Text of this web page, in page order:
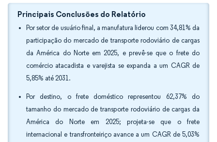
Principais Conclusões do Relatório
Por setor de usuário final, a manufatura liderou com 34,81% da
participação do mercado de transporte rodoviário de cargas
da América do Norte em 2025, e prevê-se que o frete do
comércio atacadista e varejista se expanda a um CAGR de
5,85% até 2031.
Por destino, o frete doméstico representou 62,37% do
tamanho do mercado de transporte rodoviário de cargas da
América do Norte em 2025; projeta-se que o frete
internacional e transfronteiriço avance a um CAGR de 5,03%